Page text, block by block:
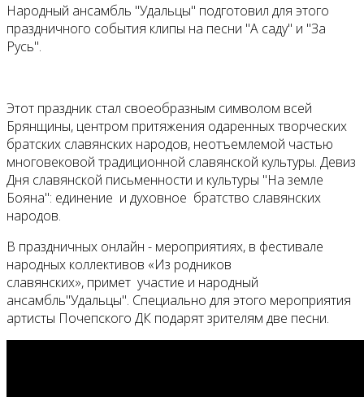
Народный ансамбль "Удальцы" подготовил для этого
праздничного события клипы на песни "А саду" и "За
Русь".
Этот праздник стал своеобразным символом всей
Брянщины, центром притяжения одаренных творческих
братских славянских народов, неотъемлемой частью
многовековой традиционной славянской культуры. Девиз
Дня славянской письменности и культуры "На земле
Бояна": единение и духовное братство славянских
народов.
В праздничных онлайн - мероприятиях, в фестивале
народных коллективов «Из родников
славянских», примет участие и народный
ансамбль"Удальцы". Специально для этого мероприятия
артисты Почепского ДК подарят зрителям две песни.